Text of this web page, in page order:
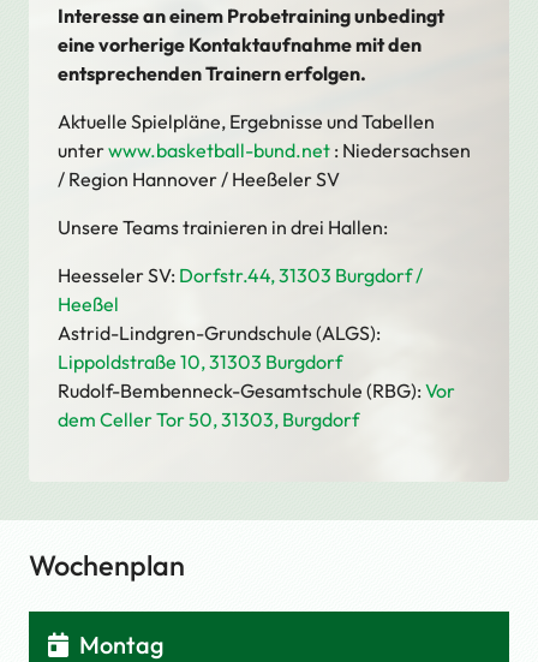
Interesse an einem Probetraining unbedingt
eine vorherige Kontaktaufnahme mit den
entsprechenden Trainern erfolgen.
Aktuelle Spielpläne, Ergebnisse und Tabellen
unterwww.basketball-bund.net : Niedersachsen
/ Region Hannover / Heeßeler SV
Unsere Teams trainieren in drei Hallen:
Heesseler SV: Dorfstr.44, 31303 Burgdorf /
Heeßel
Astrid-Lindgren-Grundschule (ALGS):
Lippoldstraße 10, 31303 Burgdorf
Rudolf-Bembenneck-Gesamtschule (RBG): Vor
dem Celler Tor 50, 31303, Burgdorf
Wochenplan
Montag